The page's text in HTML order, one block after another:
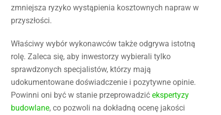
zmniejsza ryzyko wystąpienia kosztownych napraw w
przyszłości.
Właściwy wybór wykonawców także odgrywa istotną
rolę. Zaleca się, aby inwestorzy wybierali tylko
sprawdzonych specjalistów, którzy mają
udokumentowane doświadczenie i pozytywne opinie.
Powinni oni być w stanie przeprowadzićekspertyzy
budowlane, co pozwoli na dokładną ocenę jakości